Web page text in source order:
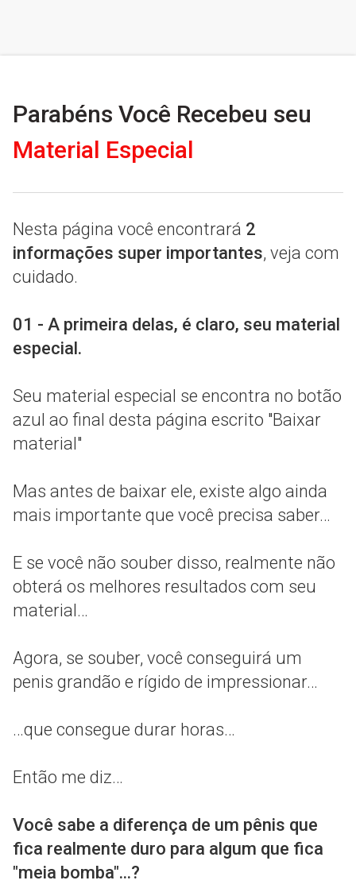
Parabéns Você Recebeu seu
Material Especial
Nesta página você encontrará 2
informações super importantes, veja com
cuidado.
01 - A primeira delas, é claro, seu material
especial.
Seu material especial se encontra no botão
azul ao final desta página escrito "Baixar
material"
Mas antes de baixar ele, existe algo ainda
mais importante que você precisa saber…
E se você não souber disso, realmente não
obterá os melhores resultados com seu
material…
Agora, se souber, você conseguirá um
penis grandão e rígido de impressionar…
…que consegue durar horas…
Então me diz…
Você sabe a diferença de um pênis que
fica realmente duro para algum que fica
"meia bomba"...?